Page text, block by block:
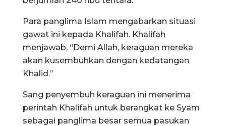
Para panglima Islam mengabarkan situasi
gawat ini kepada Khalifah. Khalifah
menjawab, “Demi Allah, keraguan mereka
akan kusembuhkan dengan kedatangan
Khalid.”
Sang penyembuh keraguan ini menerima
perintah Khalifah untuk berangkat ke Syam
sebagai panglima besar semua pasukan